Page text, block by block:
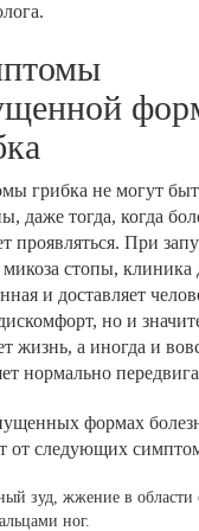
грибка не могут
даже тогда, когда
проявляться. При
стопы, клиника
и доставляет
но и
жизнь, а иногда и
нормально
формах
от следующих
зуд, жжение в области
ног.